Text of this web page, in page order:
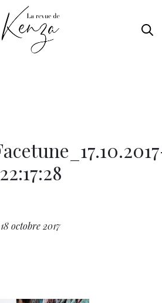
22:17:28
18 octobre 2017